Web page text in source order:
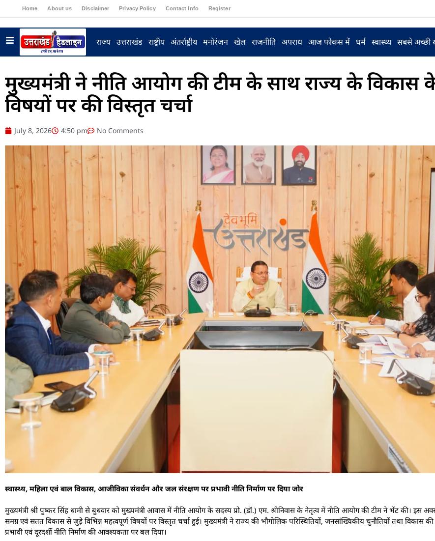
Home About us Disclaimer Privacy Policy Contact Info Register
राज्य उत्तराखंड राष्ट्रीय अंतर्राष्ट्रीय मनोरंजन खेल राजनीति अपराध आज फोकस में धर्म स्वास्थ्य सबसे अच्छी
मुख्यमंत्री ने नीति आयोग की टीम के साथ राज्य के विकास के
विषयों पर की विस्तृत चर्चा
July 8, 2026 4:50 pm No Comments
स्वास्थ्य, महिला एवं बाल विकास, आजीविका संवर्धन और जल संरक्षण पर प्रभावी नीति निर्माण पर दिया जोर
मुख्यमंत्री श्री पुष्कर सिंह धामी से बुधवार को मुख्यमंत्री आवास में नीति आयोग के सदस्य प्रो. (डॉ.) एम. श्रीनिवास के नेतृत्व में नीति आयोग की टीम ने भेंट की। इस
समग्र एवं सतत विकास से जुड़े विभिन्न महत्वपूर्ण विषयों पर विस्तृत चर्चा हुई। मुख्यमंत्री ने राज्य की भौगोलिक परिस्थितियों, जनसांख्यिकीय चुनौतियों तथा
प्रभावी एवं दूरदर्शी नीति निर्माण की आवश्यकता पर बल दिया।